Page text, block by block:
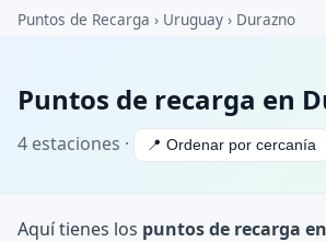
Puntos de Recarga › Uruguay › Durazno
Puntos de recarga en
4 estaciones · 📍 Ordenar por cercanía
Aquí tienes los puntos de recarga